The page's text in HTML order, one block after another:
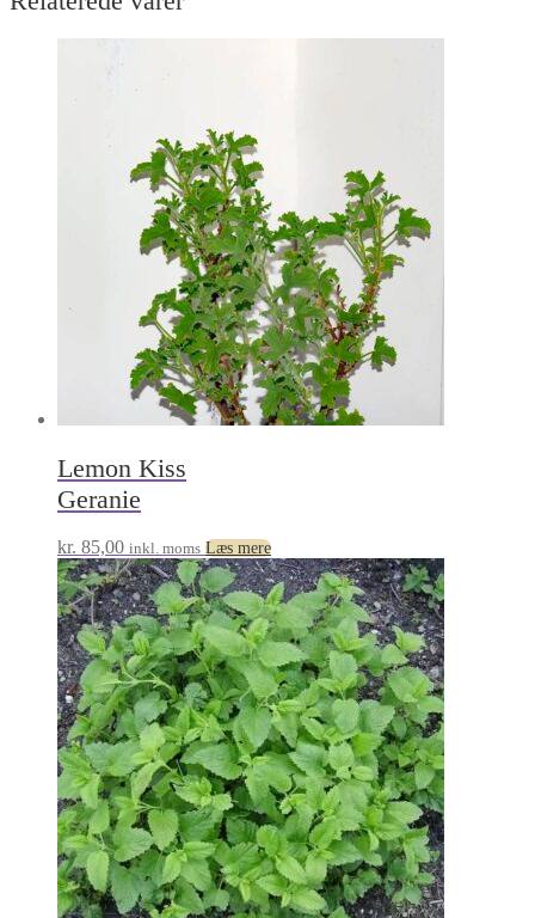
Lemon Kiss
Geranie
kr. 85,00 inkl. moms Læs mere